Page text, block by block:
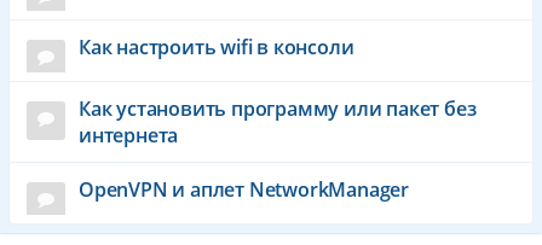
Как настроить wifi в консоли
Как установить программу или пакет без
интернета
OpenVPN и аплет NetworkManager